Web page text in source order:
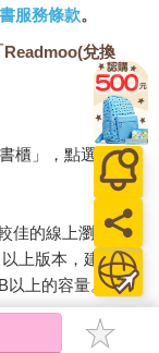
服務條款。
Readmoo(兌換
櫃」，點選線上
佳的線上瀏覽效
上版本，建議裝
以上的容量。